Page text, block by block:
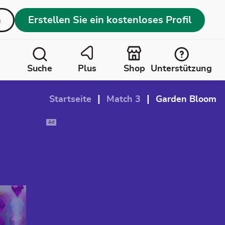
Erstellen Sie ein kostenloses Profil
Suche Plus Shop Unterstützung
Startseite Match 3 Garden Bloom
Ad